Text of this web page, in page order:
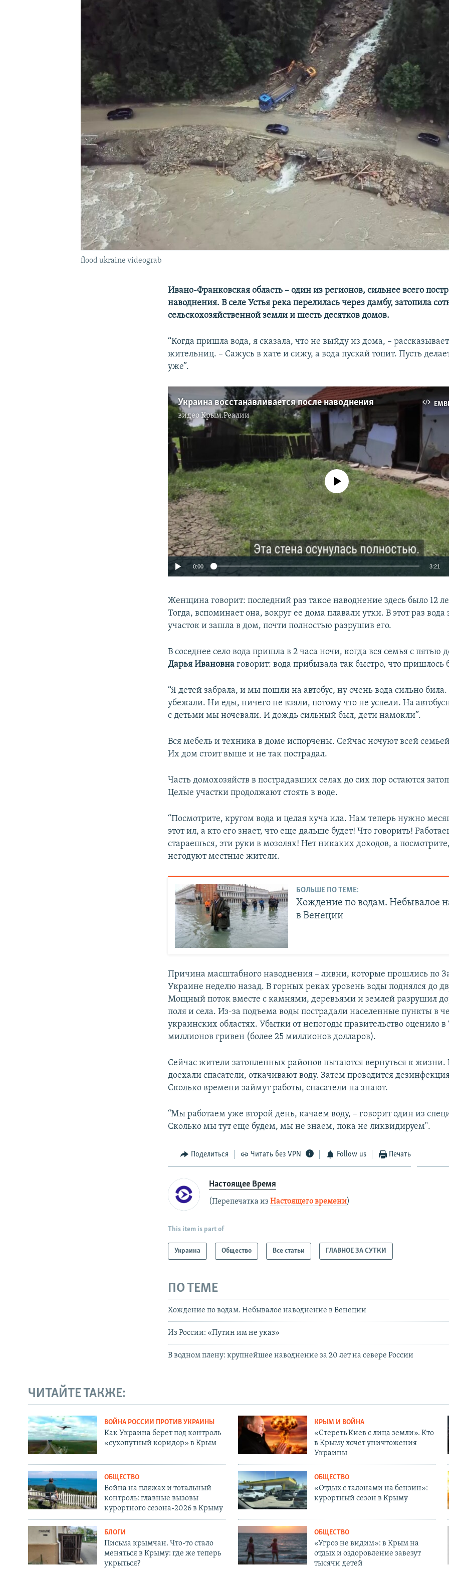
flood ukraine videograb
Ивано-Франковская область – один из регионов, сильнее всего
наводнения. В селе Устья река перелилась через дамбу, затопила
сельскохозяйственной земли и шесть десятков домов.
“Когда пришла вода, я сказала, что не выйду из дома, –
жительниц. – Сажусь в хате и сижу, а вода пускай топит. Пусть
уже”.
Украина восстанавливается после наводнения
видеоКрым.Реалии
Auto 240p 360p 480p
No media source currently available
0:00 3:21
Женщина говорит: последний раз такое наводнение здесь было 12
Тогда, вспоминает она, вокруг ее дома плавали утки. В этот раз вода
участок и зашла в дом, почти полностью разрушив его.
В соседнее село вода пришла в 2 часа ночи, когда вся семья с пятью
Дарья Ивановна говорит: вода прибывала так быстро, что пришлось
“Я детей забрала, и мы пошли на автобус, ну очень вода сильно
убежали. Ни еды, ничего не взяли, потому что не успели. На
с детьми мы ночевали. И дождь сильный был, дети намокли”.
Вся мебель и техника в доме испорчены. Сейчас ночуют всей
Их дом стоит выше и не так пострадал.
Часть домохозяйств в пострадавших селах до сих пор остаются
Целые участки продолжают стоять в воде.
“Посмотрите, кругом вода и целая куча ила. Нам теперь нужно
этот ил, а кто его знает, что еще дальше будет! Что говорить!
стараешься, эти руки в мозолях! Нет никаких доходов, а посмотрите,
негодуют местные жители.
БОЛЬШЕ ПО ТЕМЕ:
Хождение по водам. Небывалое
в Венеции
Причина масштабного наводнения – ливни, которые прошлись по
Украине неделю назад. В горных реках уровень воды поднялся до
Мощный поток вместе с камнями, деревьями и землей разрушил
поля и села. Из-за подъема воды пострадали населенные пункты в
украинских областях. Убытки от непогоды правительство оценило в
миллионов гривен (более 25 миллионов долларов).
Сейчас жители затопленных районов пытаются вернуться к жизни.
доехали спасатели, откачивают воду. Затем проводится
Сколько времени займут работы, спасатели на знают.
“Мы работаем уже второй день, качаем воду, – говорит один из
Сколько мы тут еще будем, мы не знаем, пока не ликвидируем".
Поделиться Читать без VPN Follow us Печать
Настоящее Время
(Перепечатка изНастоящего времени)
This item is part of
Украина Общество Все статьи ГЛАВНОЕ ЗА СУТКИ
ПО ТЕМЕ
Хождение по водам. Небывалое наводнение в Венеции
Из России: «Путин им не указ»
В водном плену: крупнейшее наводнение за 20 лет на севере России
ЧИТАЙТЕ ТАКЖЕ:
ВОЙНА РОССИИ ПРОТИВ УКРАИНЫ
Как Украина берет под контроль
«сухопутный коридор» в Крым
КРЫМ И ВОЙНА
«Стереть Киев с лица земли». Кто
в Крыму хочет уничтожения
Украины
ОБЩЕСТВО
Война на пляжах и тотальный
контроль: главные вызовы
курортного сезона-2026 в Крыму
ОБЩЕСТВО
«Отдых с талонами на бензин»:
курортный сезон в Крыму
БЛОГИ
Письма крымчан. Что-то стало
меняться в Крыму: где же теперь
укрыться?
ОБЩЕСТВО
«Угроз не видим»: в Крым на
отдых и оздоровление завезут
тысячи детей